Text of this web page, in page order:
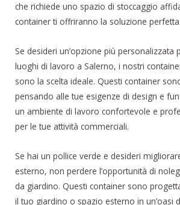
che richiede uno spazio di stoccaggio
container ti offriranno la soluzione perfetta.
Se desideri un’opzione più personalizzata
luoghi di lavoro a Salerno, i nostri
sono la scelta ideale. Questi container
pensando alle tue esigenze di design e
un ambiente di lavoro confortevole e
per le tue attività commerciali.
Se hai un pollice verde e desideri
esterno, non perdere l’opportunità di
da giardino. Questi container sono
il tuo giardino o spazio esterno in un’oasi